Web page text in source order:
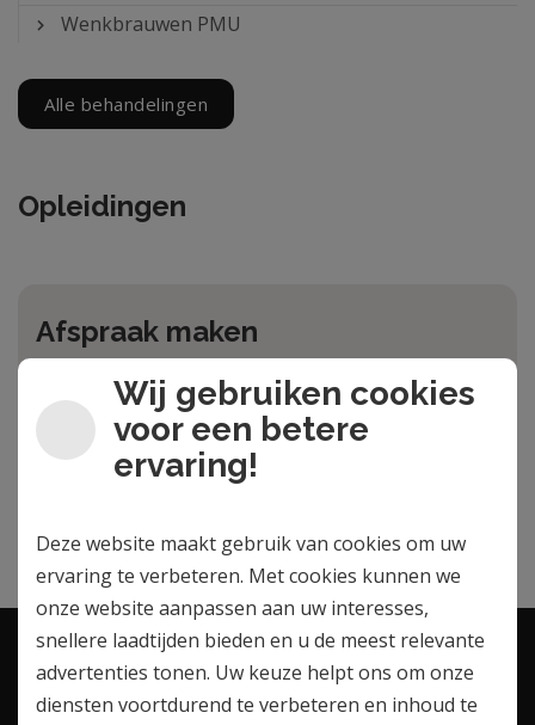
Wenkbrauwen PMU
Alle behandelingen
Opleidingen
Afspraak maken
Geinteresseerd? Maak een afspraak via het
afspraakformulier
Maak een afspraak
Contactgegevens
Wij gebruiken cookies
voor een betere
ervaring!
Deze website maakt gebruik van cookies om uw
ervaring te verbeteren. Met cookies kunnen we
onze website aanpassen aan uw interesses,
snellere laadtijden bieden en u de meest relevante
advertenties tonen. Uw keuze helpt ons om onze
diensten voortdurend te verbeteren en inhoud te